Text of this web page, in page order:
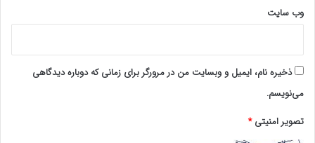
وب‌ سایت
ذخیره نام، ایمیل و وبسایت من در مرورگر برای زمانی که دوباره دیدگاهی
می‌نویسم.
تصویر امنیتی*